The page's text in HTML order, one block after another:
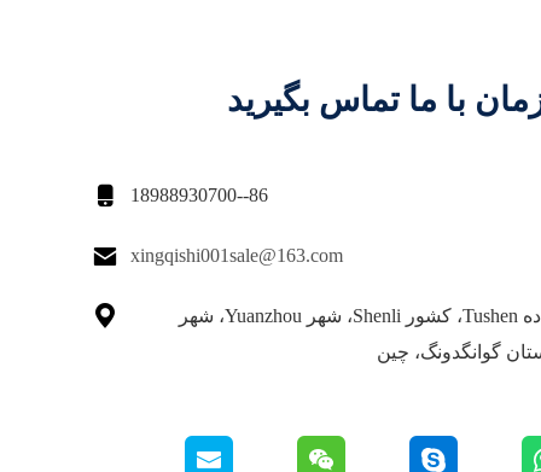
با ما تماس بگیرید
 86--18988930700
 xingqishi001sale@163.com
 شماره 3 جاده Tushen، کشور Shenli، شهر Yuanzhou، شهر